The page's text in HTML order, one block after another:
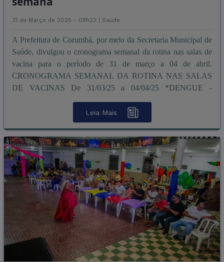
31 de Março de 2025 - 09h22 | Saúde
A Prefeitura de Corumbá, por meio da Secretaria Municipal de
Saúde, divulgou o cronograma semanal da rotina nas salas de
vacina para o período de 31 de março a 04 de abril.
CRONOGRAMA SEMANAL DA ROTINA NAS SALAS
DE VACINAS De 31/03/25 a 04/04/25 *DENGUE -
Leia Mais